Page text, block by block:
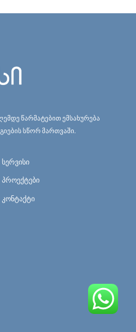
წარმატებით ემსახურება
სწორ მართვაში.
სერვისი
პროექტები
კონტაქტი